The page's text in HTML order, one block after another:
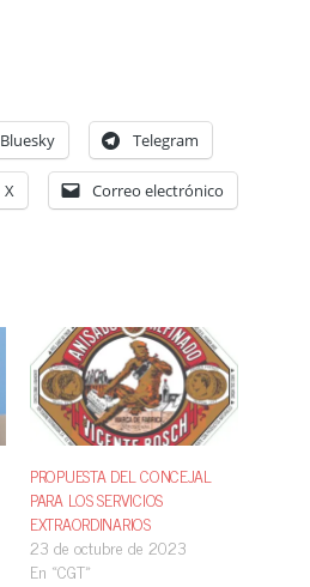
Bluesky Telegram
X Correo electrónico
PROPUESTA DEL CONCEJAL
PARA LOS SERVICIOS
EXTRAORDINARIOS
23 de octubre de 2023
En «CGT»